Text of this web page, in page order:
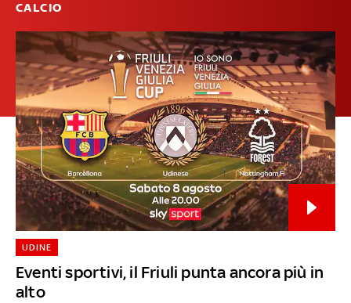
CALCIO
Eventi sportivi, il Friuli punta ancora più in
alto
UDINE